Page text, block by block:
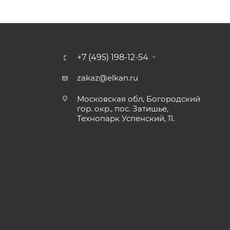
+7 (495) 198-12-54
zakaz@elkan.ru
Московская обл, Богородский
гор. окр., пос. Затишье,
Технопарк Успенский, 11.